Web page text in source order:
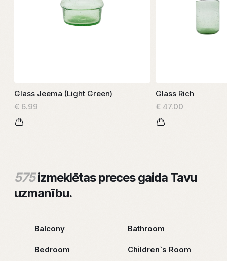
Glass Jeema (Light Green)
€ 6.99
Glass Rich
€ 47.00
575izmeklētas preces gaida Tavu
uzmanību.
Balcony Bathroom
Bedroom Children`s Room